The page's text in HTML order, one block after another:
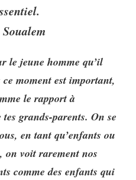
le jeune homme qu’il
moment est important,
le rapport à
grands-parents. On se
en tant qu’enfants ou
on voit rarement nos
comme des enfants qui